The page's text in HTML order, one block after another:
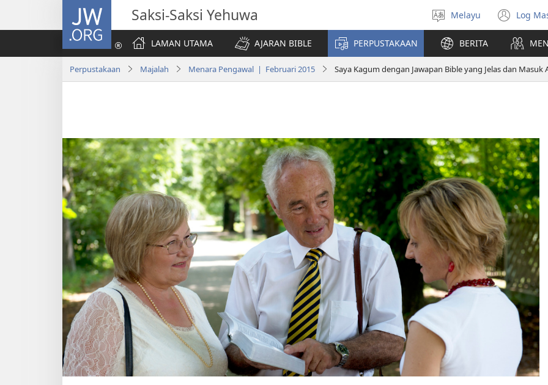
JW.ORG Saksi-Saksi Yehuwa
Pilih
Bahasa
Melayu Log
LAMAN UTAMA
AJARAN BIBLE PERPUSTAKAAN BERITA
Perpustakaan Majalah Menara Pengawal | Februari 2015 Saya Kagum dengan Jawapan Bible yang Jelas dan Masuk